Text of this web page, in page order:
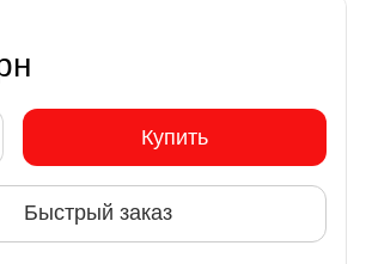
Купить
Быстрый заказ